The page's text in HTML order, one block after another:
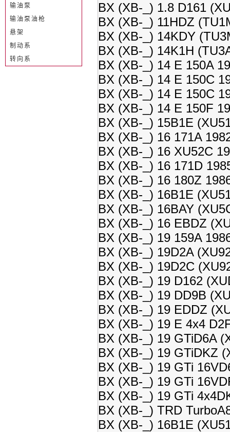
BX (XB-_) 1.8 D161
BX (XB-_) 11HDZ
BX (XB-_) 14KDY
BX (XB-_) 14K1H
BX (XB-_) 14 E 150A
BX (XB-_) 14 E 150C
BX (XB-_) 14 E 150C
BX (XB-_) 14 E 150F
BX (XB-_) 15B1E
BX (XB-_) 16 171A
BX (XB-_) 16 XU52C
BX (XB-_) 16 171D
BX (XB-_) 16 180Z
BX (XB-_) 16B1E
BX (XB-_) 16BAY
BX (XB-_) 16 EBDZ
BX (XB-_) 19 159A
BX (XB-_) 19D2A
BX (XB-_) 19D2C
BX (XB-_) 19 D162
BX (XB-_) 19 DD9B
BX (XB-_) 19 EDDZ
BX (XB-_) 19 E 4x4
BX (XB-_) 19 GTiD6A
BX (XB-_) 19 GTiDKZ
BX (XB-_) 19 GTi
BX (XB-_) 19 GTi
BX (XB-_) 19 GTi
BX (XB-_) TRD
BX (XB-_) 16B1E
输油泵
输油泵油枪
悬架
制动系
转向系